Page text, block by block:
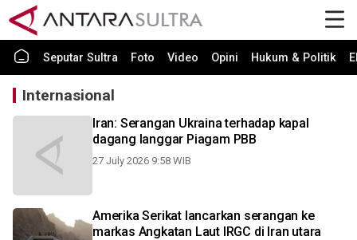
Seputar Sultra Foto Video Opini Hukum & Politik
Internasional
Iran: Serangan Ukraina terhadap kapal
dagang langgar Piagam PBB
27 July 2026 9:58 WIB
Amerika Serikat lancarkan serangan ke
markas Angkatan Laut IRGC di Iran utara